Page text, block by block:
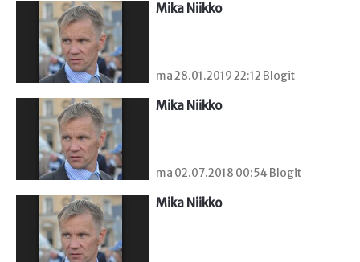
Mika Niikko
ma 28.01.2019 22:12 Blogit
Mika Niikko
ma 02.07.2018 00:54 Blogit
Mika Niikko